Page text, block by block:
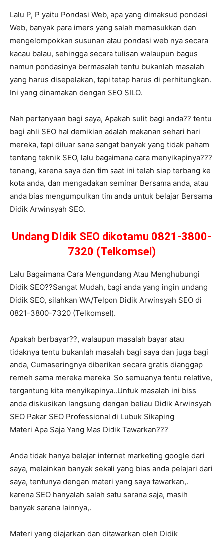
Lalu P, P yaitu Pondasi Web, apa yang dimaksud pondasi
Web, banyak para imers yang salah memasukkan dan
mengelompokkan susunan atau pondasi web nya secara
kacau balau, sehingga secara tulisan walaupun bagus
namun pondasinya bermasalah tentu bukanlah masalah
yang harus disepelakan, tapi tetap harus di perhitungkan.
Ini yang dinamakan dengan SEO SILO.
Nah pertanyaan bagi saya, Apakah sulit bagi anda?? tentu
bagi ahli SEO hal demikian adalah makanan sehari hari
mereka, tapi diluar sana sangat banyak yang tidak paham
tentang teknik SEO, lalu bagaimana cara menyikapinya???
tenang, karena saya dan tim saat ini telah siap terbang ke
kota anda, dan mengadakan seminar Bersama anda, atau
anda bias mengumpulkan tim anda untuk belajar Bersama
Didik Arwinsyah SEO.
Undang DIdik SEO dikotamu 0821-3800-
7320 (Telkomsel)
Lalu Bagaimana Cara Mengundang Atau Menghubungi
Didik SEO??Sangat Mudah, bagi anda yang ingin undang
Didik SEO, silahkan WA/Telpon Didik Arwinsyah SEO di
0821-3800-7320 (Telkomsel).
Apakah berbayar??, walaupun masalah bayar atau
tidaknya tentu bukanlah masalah bagi saya dan juga bagi
anda, Cumaseringnya diberikan secara gratis dianggap
remeh sama mereka mereka, So semuanya tentu relative,
tergantung kita menyikapinya..Untuk masalah ini biss
anda diskusikan langsung dengan beliau Didik Arwinsyah
SEO Pakar SEO Professional di Lubuk Sikaping
Materi Apa Saja Yang Mas Didik Tawarkan???
Anda tidak hanya belajar internet marketing google dari
saya, melainkan banyak sekali yang bias anda pelajari dari
saya, tentunya dengan materi yang saya tawarkan,.
karena SEO hanyalah salah satu sarana saja, masih
banyak sarana lainnya,.
Materi yang diajarkan dan ditawarkan oleh Didik